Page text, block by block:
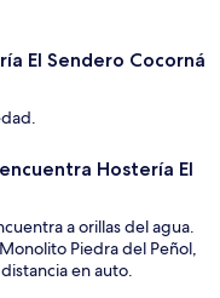
El Sendero Cocorná
Hostería El
a orillas del agua.
Piedra del Peñol,
en auto.